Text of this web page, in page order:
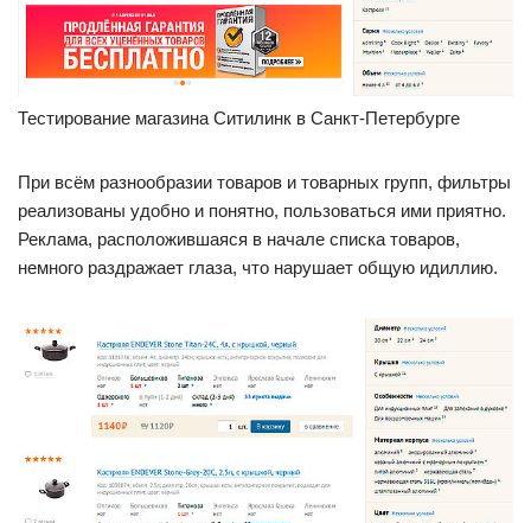
Тестирование магазина Ситилинк в Санкт-Петербурге
При всём разнообразии товаров и товарных групп, фильтры
реализованы удобно и понятно, пользоваться ими приятно.
Реклама, расположившаяся в начале списка товаров,
немного раздражает глаза, что нарушает общую идиллию.